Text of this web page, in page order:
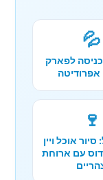
💦
לפארק
אפרודיטה
🍷
אוכל ויין
עם ארוחת